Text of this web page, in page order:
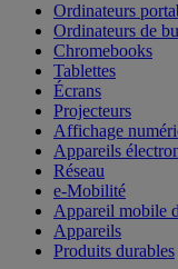
Ordinateurs
Ordinateurs de
Chromebooks
Tablettes
Écrans
Projecteurs
Affichage
Appareils
Réseau
e-Mobilité
Appareil mobile
Appareils
Produits durables